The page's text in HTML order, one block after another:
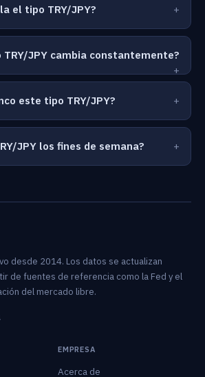
el tipo TRY/JPY?
TRY/JPY cambia constantemente?
este tipo TRY/JPY?
JPY los fines de semana?
desde 2014. Los datos se actualizan
de fuentes de referencia como la Fed y el
del mercado libre.
EMPRESA
Acerca de